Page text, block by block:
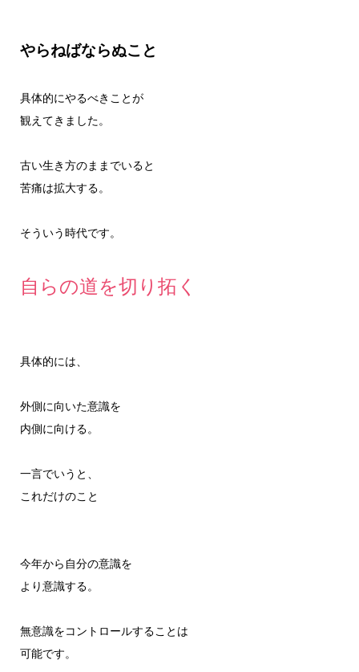
やらねばならぬこと
具体的にやるべきことが
観えてきました。
古い生き方のままでいると
苦痛は拡大する。
そういう時代です。
自らの道を切り拓く
具体的には、
外側に向いた意識を
内側に向ける。
一言でいうと、
これだけのこと
今年から自分の意識を
より意識する。
無意識をコントロールすることは
可能です。